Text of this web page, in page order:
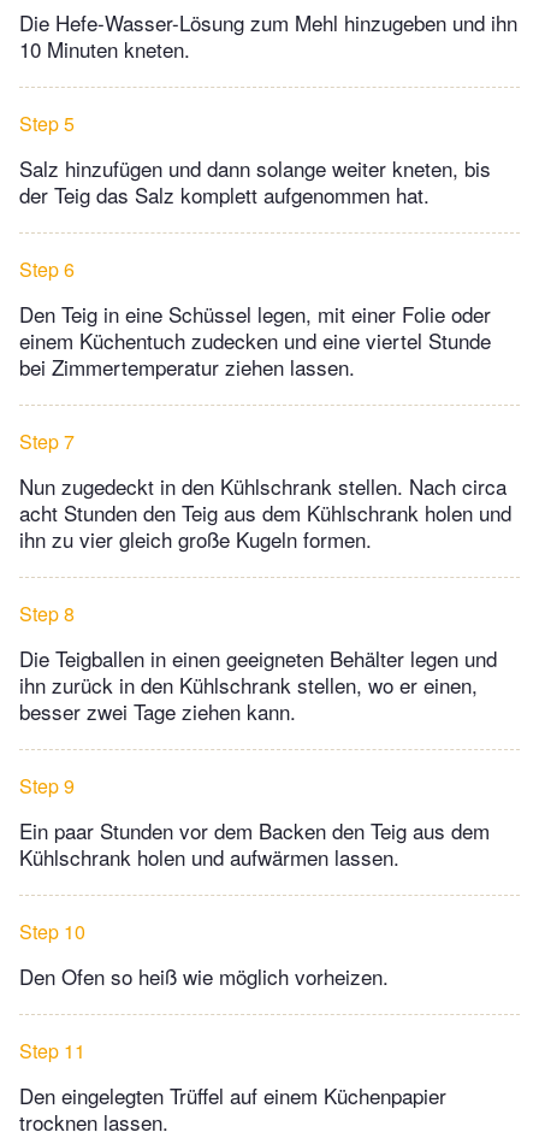
Die Hefe-Wasser-Lösung zum Mehl hinzugeben und ihn
10 Minuten kneten.
Step 5
Salz hinzufügen und dann solange weiter kneten, bis
der Teig das Salz komplett aufgenommen hat.
Step 6
Den Teig in eine Schüssel legen, mit einer Folie oder
einem Küchentuch zudecken und eine viertel Stunde
bei Zimmertemperatur ziehen lassen.
Step 7
Nun zugedeckt in den Kühlschrank stellen. Nach circa
acht Stunden den Teig aus dem Kühlschrank holen und
ihn zu vier gleich große Kugeln formen.
Step 8
Die Teigballen in einen geeigneten Behälter legen und
ihn zurück in den Kühlschrank stellen, wo er einen,
besser zwei Tage ziehen kann.
Step 9
Ein paar Stunden vor dem Backen den Teig aus dem
Kühlschrank holen und aufwärmen lassen.
Step 10
Den Ofen so heiß wie möglich vorheizen.
Step 11
Den eingelegten Trüffel auf einem Küchenpapier
trocknen lassen.